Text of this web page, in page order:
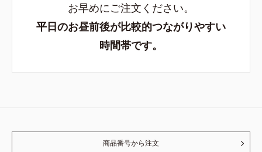
お早めにご注文ください。
平日のお昼前後が比較的つながりやすい
時間帯です。
商品番号から注文